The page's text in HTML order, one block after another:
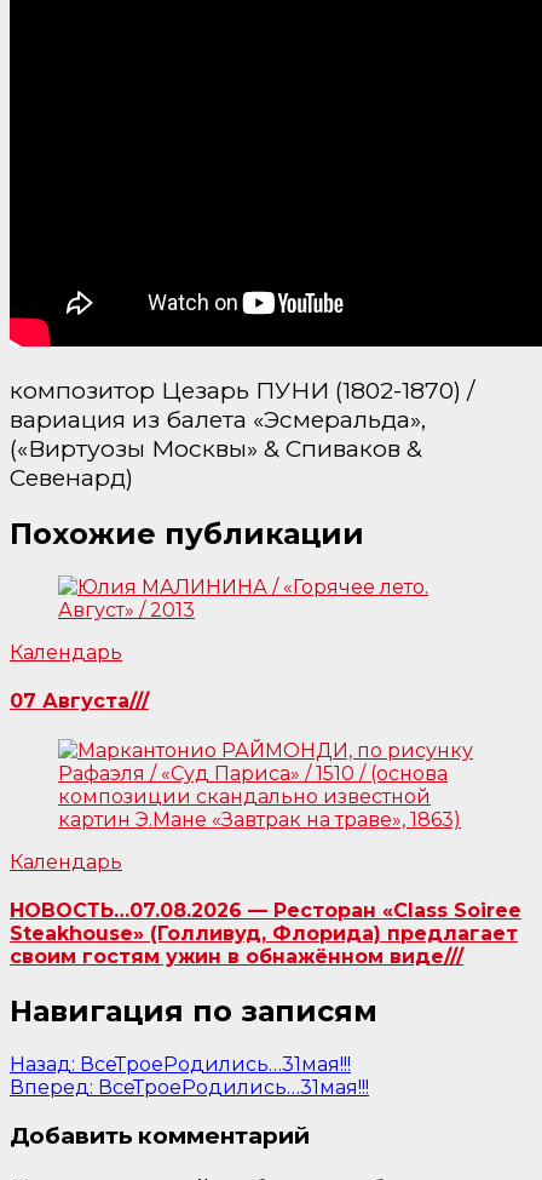
композитор Цезарь ПУНИ (1802-1870) /
вариация из балета «Эсмеральда»,
(«Виртуозы Москвы» & Спиваков &
Севенард)
Похожие публикации
Календарь
07 Августа///
Календарь
НОВОСТЬ…07.08.2026 — Ресторан «Class Soiree
Steakhouse» (Голливуд, Флорида) предлагает
своим гостям ужин в обнажённом виде///
Навигация по записям
Назад: ВсеТроеРодились…31мая!!!
Вперед: ВсеТроеРодились…31мая!!!
Добавить комментарий